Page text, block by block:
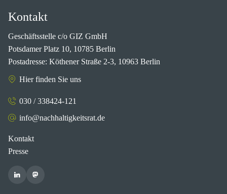
Kontakt
Geschäftsstelle c/o GIZ GmbH
Potsdamer Platz 10, 10785 Berlin
Postadresse: Köthener Straße 2-3, 10963 Berlin
Hier finden Sie uns
030 / 338424-121
info@nachhaltigkeitsrat.de
Kontakt
Presse